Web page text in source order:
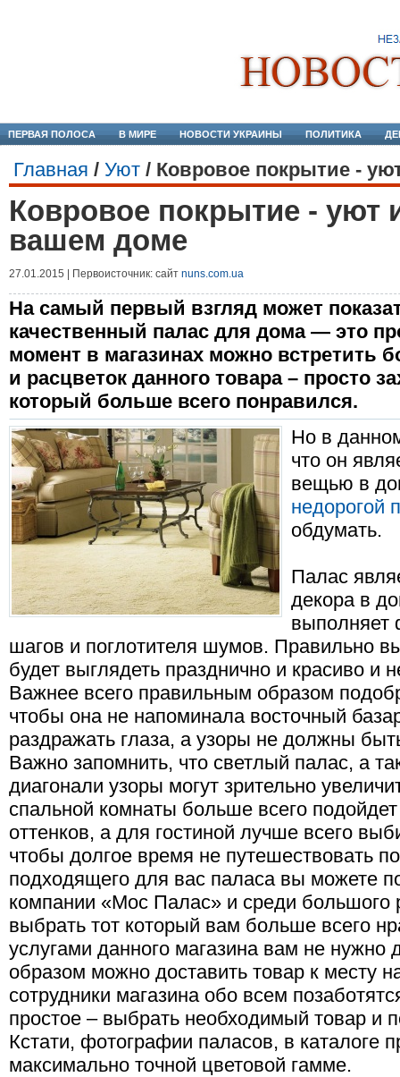
ПЕРВАЯ ПОЛОСА В МИРЕ НОВОСТИ УКРАИНЫ ПОЛИТИКА
Главная / Уют / Ковровое покрытие -
Ковровое покрытие - уют
вашем доме
27.01.2015 | Первоисточник: сайт nuns.com.ua
На самый первый взгляд может
качественный палас для дома — это
момент в магазинах можно встретить
и расцветок данного товара – просто
который больше всего понравился.
Но в
что он
вещью в
недорогой
обдумать.
Палас
декора в
выполняет
шагов и поглотителя шумов. Правильно
будет выглядеть празднично и красиво и
Важнее всего правильным образом
чтобы она не напоминала восточный
раздражать глаза, а узоры не должны
Важно запомнить, что светлый палас, а
диагонали узоры могут зрительно
спальной комнаты больше всего
оттенков, а для гостиной лучше всего
чтобы долгое время не путешествовать
подходящего для вас паласа вы можете
компании «Мос Палас» и среди большого
выбрать тот который вам больше всего
услугами данного магазина вам не нужно
образом можно доставить товар к месту
сотрудники магазина обо всем
простое – выбрать необходимый товар и
Кстати, фотографии паласов, в каталоге
максимально точной цветовой гамме.